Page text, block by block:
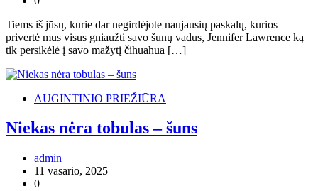
Tiems iš jūsų, kurie dar negirdėjote naujausių paskalų, kurios
privertė mus visus gniaužti savo šunų vadus, Jennifer Lawrence ką
tik persikėlė į savo mažytį čihuahua […]
AUGINTINIO PRIEŽIŪRA
Niekas nėra tobulas – šuns
admin
11 vasario, 2025
0